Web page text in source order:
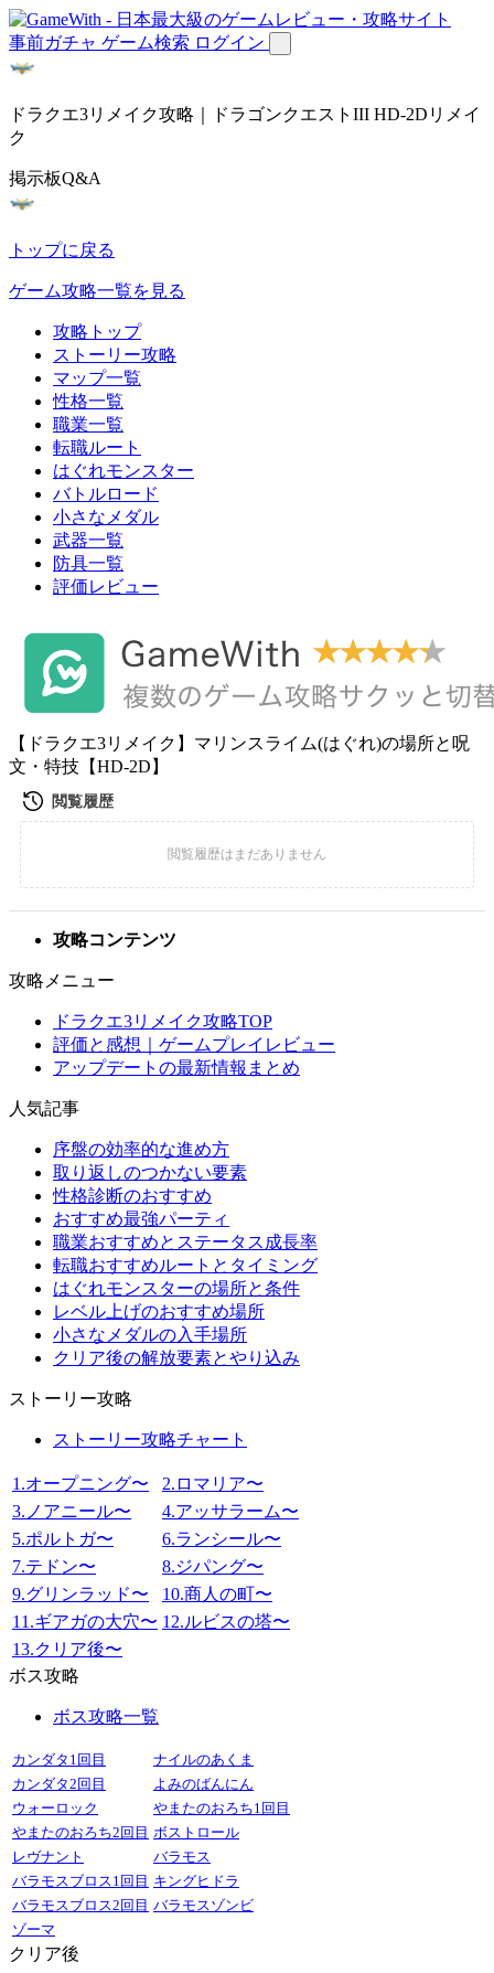
事前ガチャ ゲーム検索 ログイン
ドラクエ3リメイク攻略｜ドラゴンクエストIII HD-2Dリメイ
ク
掲示板Q&A
トップに戻る
ゲーム攻略一覧を見る
攻略トップ
ストーリー攻略
マップ一覧
性格一覧
職業一覧
転職ルート
はぐれモンスター
バトルロード
小さなメダル
武器一覧
防具一覧
評価レビュー
【ドラクエ3リメイク】マリンスライム(はぐれ)の場所と呪
文・特技【HD-2D】
攻略コンテンツ
攻略メニュー
ドラクエ3リメイク攻略TOP
評価と感想｜ゲームプレイレビュー
アップデートの最新情報まとめ
人気記事
序盤の効率的な進め方
取り返しのつかない要素
性格診断のおすすめ
おすすめ最強パーティ
職業おすすめとステータス成長率
転職おすすめルートとタイミング
はぐれモンスターの場所と条件
レベル上げのおすすめ場所
小さなメダルの入手場所
クリア後の解放要素とやり込み
ストーリー攻略
ストーリー攻略チャート
1.オープニング〜
2.ロマリア〜
3.ノアニール〜
4.アッサラーム〜
5.ポルトガ〜
6.ランシール〜
7.テドン〜
8.ジパング〜
9.グリンラッド〜
10.商人の町〜
11.ギアガの大穴〜 12.ルビスの塔〜
13.クリア後〜
ボス攻略
ボス攻略一覧
カンダタ1回目
ナイルのあくま
カンダタ2回目
よみのばんにん
ウォーロック
やまたのおろち1回目
やまたのおろち2回目 ボストロール
レヴナント
バラモス
バラモスブロス1回目 キングヒドラ
バラモスブロス2回目 バラモスゾンビ
ゾーマ
クリア後